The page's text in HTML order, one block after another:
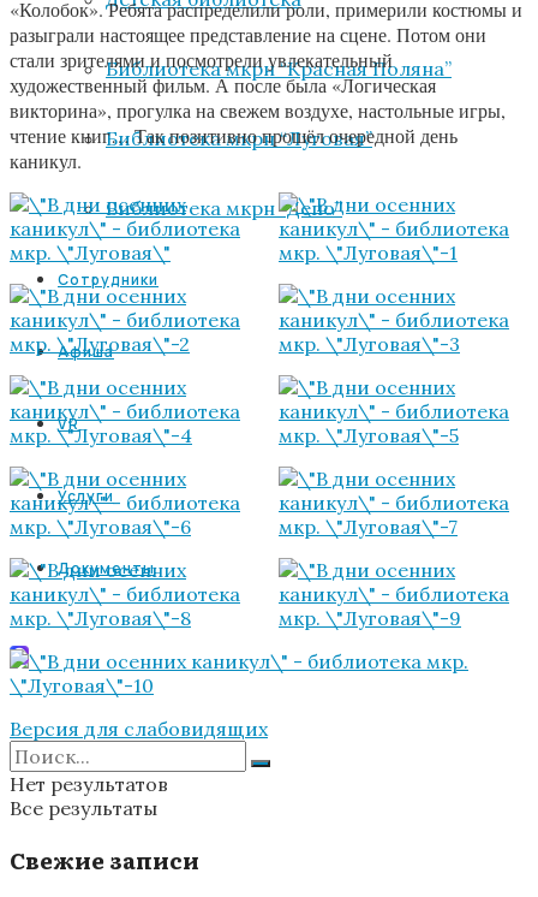
Библиотека мкрн “Красная Поляна”
Библиотека мкрн “Луговая”
Библиотека мкрн “Депо”
Сотрудники
Афиша
VR
Услуги
Документы
«Колобок». Ребята распределили роли, примерили костюмы и
разыграли настоящее представление на сцене. Потом они
стали зрителями и посмотрели увлекательный
художественный фильм. А после была «Логическая
викторина», прогулка на свежем воздухе, настольные игры,
чтение книг… Так позитивно прошёл очередной день
каникул.
Версия для слабовидящих
Нет результатов
Все результаты
Свежие записи